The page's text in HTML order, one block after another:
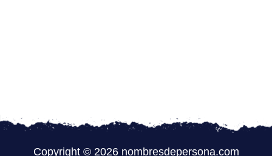
Copyright © 2026 nombresdepersona.com